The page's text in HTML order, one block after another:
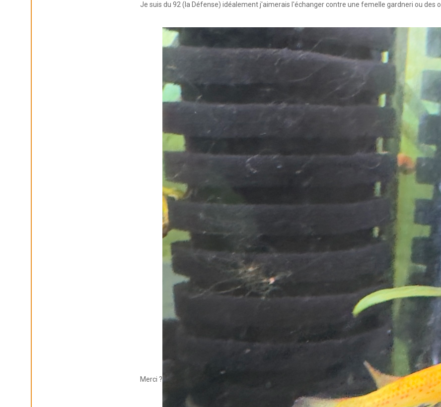
Réunion KCF Ile de France de Septembre En savoir +
KCF NORMANDIE :Réunion de Section En savoir +
CZKA RÉPUBLIQUE TCHÈQUE : Congrès de la CZKA 2026
52ème congrès du KCF
APK PORTUGAL :Congrès de l'APK 2026
Je suis du 92 (la Défense) idéalement j'aimerais l'échanger contre une femelle gardneri ou des
Merci ?